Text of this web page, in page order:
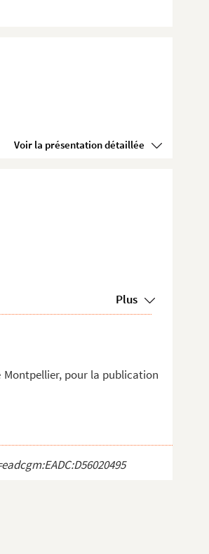
Voir la présentation détaillée
Plus
Montpellier, pour la publication